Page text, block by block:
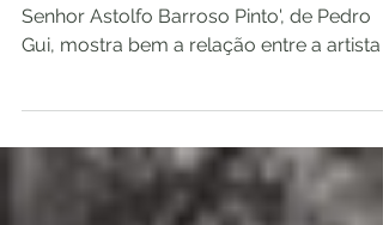
O premiado documentário 'Rogéria -
Senhor Astolfo Barroso Pinto', de Pedro
o personagem...